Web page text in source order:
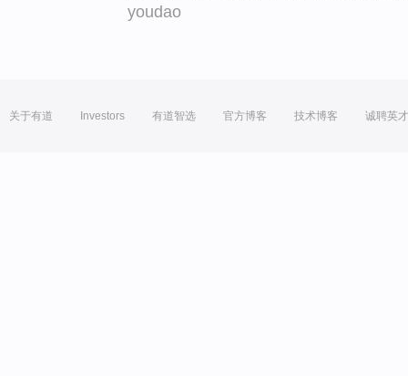
youdao
关于有道 Investors 有道智选 官方博客 技术博客 诚聘英才